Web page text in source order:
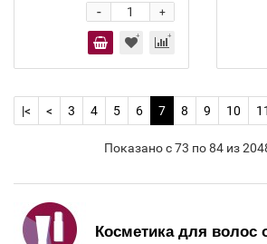
+
-
|< < 3 4 5 6 7 8 9 10 11
Показано с 73 по 84 из
Косметика для волос